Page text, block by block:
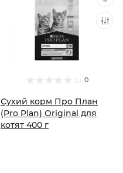
0
Сухий корм Про План
(Pro Plan) Original для
котят 400 г